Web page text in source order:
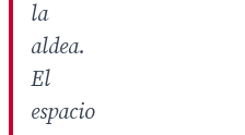
la
aldea.
El
espacio